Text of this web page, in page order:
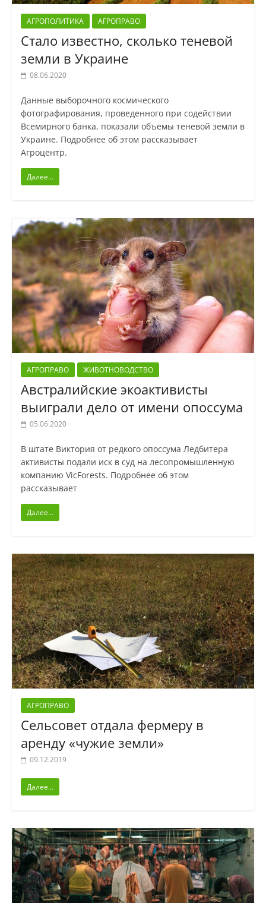
АГРОПОЛИТИКА АГРОПРАВО
Стало известно, сколько теневой
земли в Украине
08.06.2020
Данные выборочного космического
фотографирования, проведенного при содействии
Всемирного банка, показали объемы теневой земли в
Украине. Подробнее об этом рассказывает
Агроцентр.
Далее...
АГРОПРАВО ЖИВОТНОВОДСТВО
Австралийские экоактивисты
выиграли дело от имени опоссума
05.06.2020
В штате Виктория от редкого опоссума Ледбитера
активисты подали иск в суд на лесопромышленную
компанию VicForests. Подробнее об этом
рассказывает
Далее...
АГРОПРАВО
Сельсовет отдала фермеру в
аренду «чужие земли»
09.12.2019
Далее...